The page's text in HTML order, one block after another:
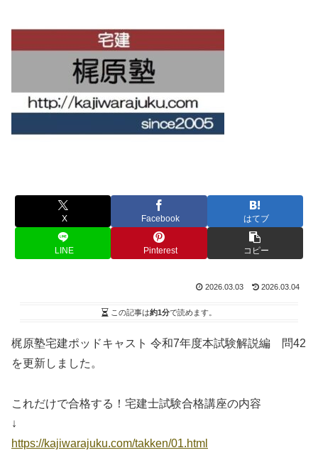
X Facebook はてブ
LINE Pinterest コピー
2026.03.03 2026.03.04
この記事は約1分で読めます。
梶原塾宅建ポッドキャスト 令和7年度本試験解説編 問42
を更新しました。
これだけで合格する！宅建士試験合格講座の内容
↓
https://kajiwarajuku.com/takken/01.html